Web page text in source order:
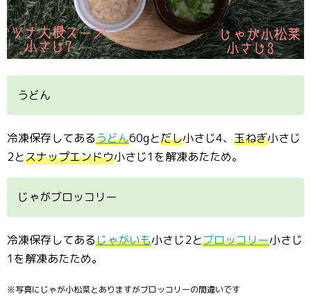
うどん
冷凍保存してあるうどん60gとだし小さじ4、 玉ねぎ小さじ
2とスナップエンドウ小さじ1を解凍あたため。
じゃがブロッコリー
冷凍保存してあるじゃがいも小さじ2とブロッコリー小さじ
1を解凍あたため。
※写真にじゃが小松菜とありますがブロッコリーの間違いです